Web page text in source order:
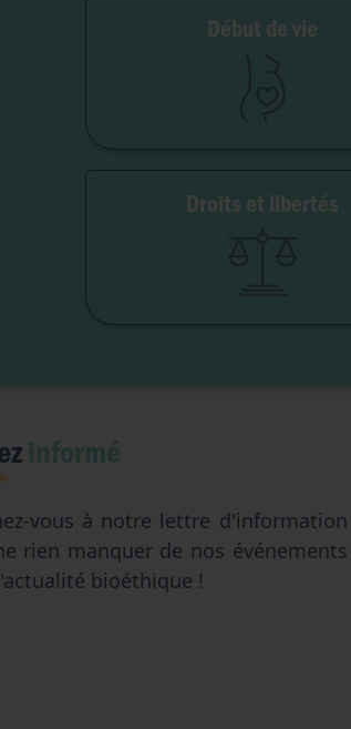
Début de vie
Fertilité et grossesse
PMA
Droits et libertés
Liberté de conscience
informé
vous à notre lettre d'information
rien manquer de nos événements
bioéthique !